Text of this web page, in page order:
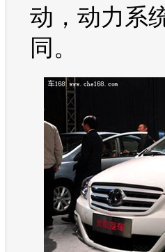
动，动力系
同。